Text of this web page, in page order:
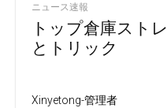
ニュース速報
トップ倉庫スト
とトリック
Xinyetong-管理者